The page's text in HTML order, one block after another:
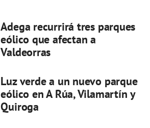
Adega recurrirá tres parques
eólico que afectan a
Valdeorras
Luz verde a un nuevo parque
eólico en A Rúa, Vilamartín y
Quiroga